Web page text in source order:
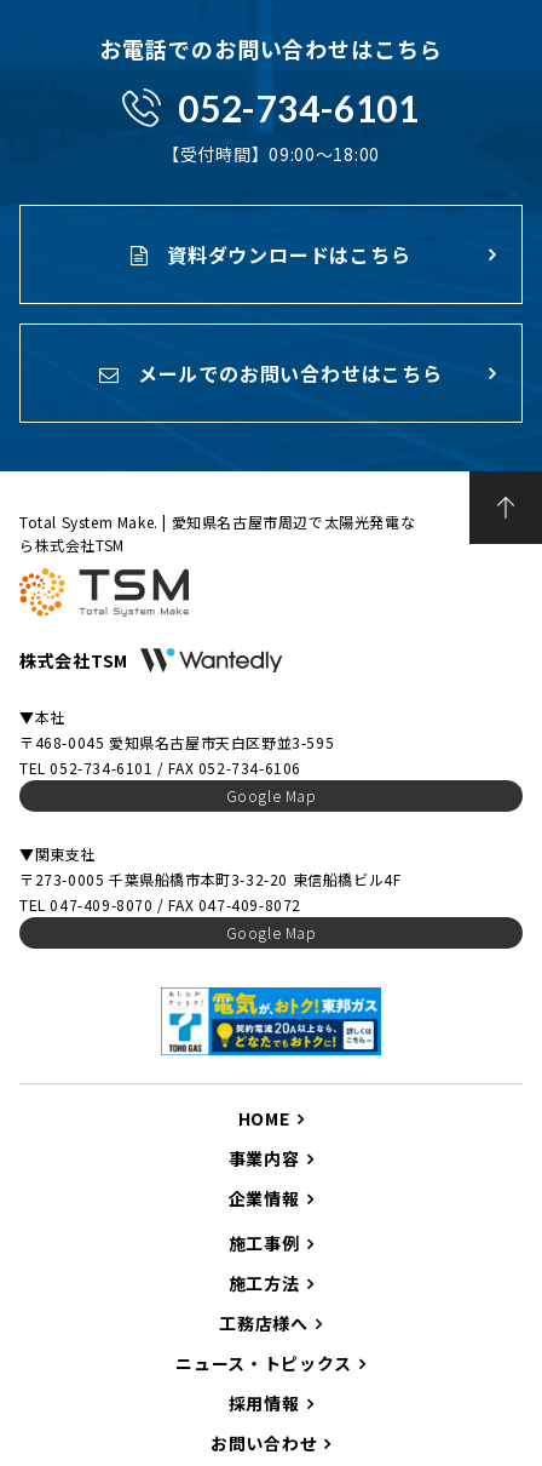
お電話でのお問い合わせはこちら
052-734-6101
【受付時間】09:00〜18:00
資料ダウンロードはこちら
メールでのお問い合わせはこちら
Total System Make. | 愛知県名古屋市周辺で太陽光発電な
ら株式会社TSM
株式会社TSM
▼本社
〒468-0045 愛知県名古屋市天白区野並3-595
TEL 052-734-6101 / FAX 052-734-6106
Google Map
▼関東支社
〒273-0005 千葉県船橋市本町3-32-20 東信船橋ビル4F
TEL 047-409-8070 / FAX 047-409-8072
Google Map
HOME
事業内容
企業情報
施工事例
施工方法
工務店様へ
ニュース・トピックス
採用情報
お問い合わせ